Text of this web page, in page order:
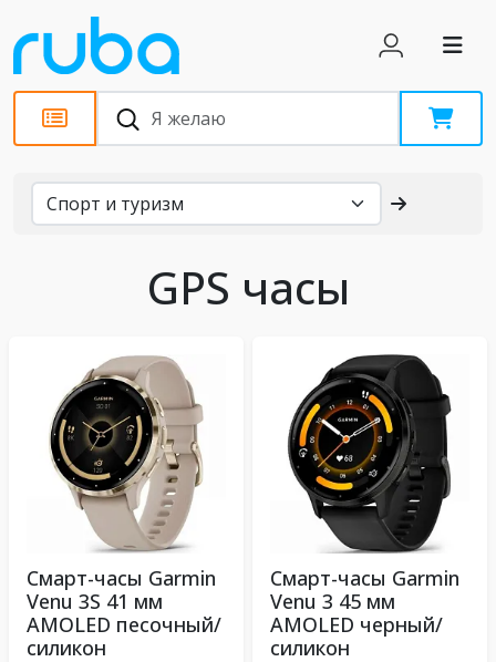
Каталог
GPS часы
Смарт-часы Garmin
Venu 3S 41 мм
AMOLED песочный/
силикон
Смарт-часы Garmin
Venu 3 45 мм
AMOLED черный/
силикон